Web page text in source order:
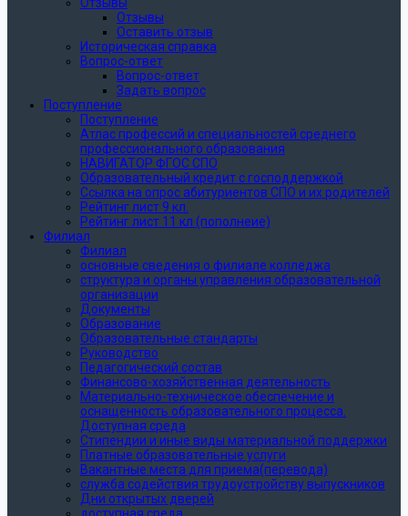
Отзывы
Оставить отзыв
Историческая справка
Вопрос-ответ
Вопрос-ответ
Задать вопрос
Поступление
Поступление
Атлас профессий и специальностей среднего
профессионального образования
НАВИГАТОР ФГОС СПО
Образовательный кредит с господдержкой
Ссылка на опрос абитуриентов СПО и их родителей
Рейтинг лист 9 кл.
Рейтинг лист 11 кл (пополнеие)
Филиал
Филиал
основные сведения о филиале колледжа
структура и органы управления образовательной
организации
Документы
Образование
Образовательные стандарты
Руководство
Педагогический состав
Финансово-хозяйственная деятельность
Материально-техническое обеспечение и
оснащенность образовательного процесса.
Доступная среда
Стипендии и иные виды материальной поддержки
Платные образовательные услуги
Вакантные места для приема(перевода)
служба содействия трудоустройству выпускников
Дни открытых дверей